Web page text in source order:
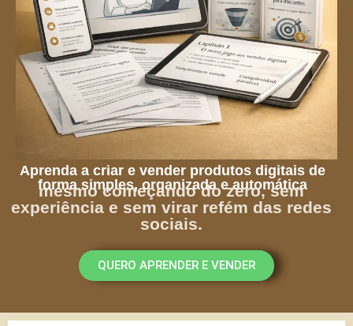
Aprenda a criar e vender produtos digitais de
forma simples, organizada e automática
mesmo começando do zero, sem
experiência e sem virar refém das redes
sociais.
QUERO APRENDER E VENDER